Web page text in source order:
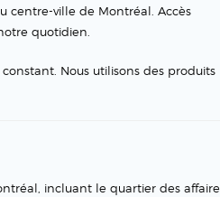
centre-ville de Montréal. Accès
quotidien.
Nous utilisons des produits
incluant le quartier des